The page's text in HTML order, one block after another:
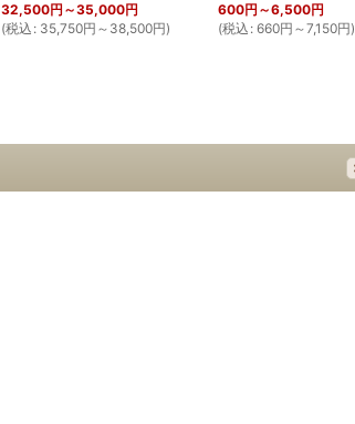
32,500円 ～35,000円
(税込 : 35,750円 ～38,500円)
600円 ～6,500円
(税込 : 660円 ～7,150円)